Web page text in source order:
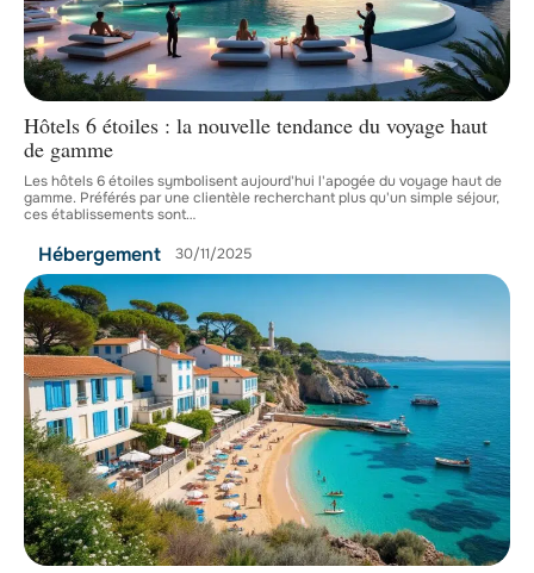
Hôtels 6 étoiles : la nouvelle tendance du voyage haut
de gamme
Les hôtels 6 étoiles symbolisent aujourd'hui l'apogée du voyage haut de
gamme. Préférés par une clientèle recherchant plus qu'un simple séjour,
ces établissements sont…
Hébergement 30/11/2025